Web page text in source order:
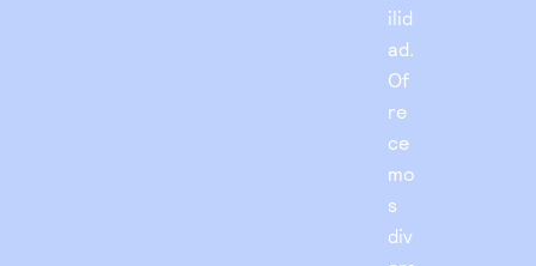
ilid
ad.
Of
re
ce
mo
s
div